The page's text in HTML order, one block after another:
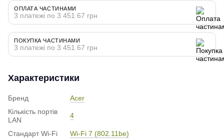
ОПЛАТА ЧАСТИНАМИ
3 платежі по 3 451.67 грн
ПОКУПКА ЧАСТИНАМИ
3 платежі по 3 451.67 грн
Характеристики
Бренд
Acer
Кількість портів
LAN
4
Стандарт Wi-Fi
Wi-Fi 7 (802.11be)